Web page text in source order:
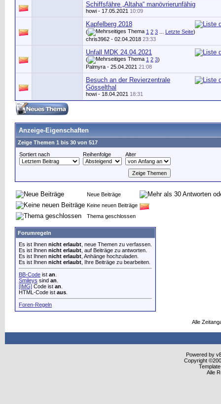
Schiffsfähre „Altaha“ manövrierunfähig
howi - 17.05.2021 10:09
Kapfelberg 2018
( 1 2 3 Letzte Seite)
chris3962 - 02.04.2018 23:33
Unfall MDK 24.04.2021
( 1 2 3)
Palmyra - 25.04.2021 21:08
Besuch an der Revierzentrale
Gösselthal
howi - 18.04.2021 18:31
Anzeige-Eigenschaften
Zeige Themen 1 bis 30 von 517
Sortiert nach
Reihenfolge Alter
Neue Beiträge
Keine neuen Beiträge
Thema geschlossen
Forumregeln
Es ist Ihnen nicht erlaubt , neue Themen zu verfassen.
Es ist Ihnen nicht erlaubt , auf Beiträge zu antworten.
Es ist Ihnen nicht erlaubt , Anhänge hochzuladen.
Es ist Ihnen nicht erlaubt , Ihre Beiträge zu bearbeiten.
BB-Code ist an
Smileys sind an
[IMG] Code ist an
HTML-Code ist aus
Foren-Regeln
Alle
Powered by
Copyright
Alle